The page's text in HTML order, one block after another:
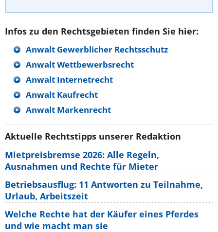
Infos zu den Rechtsgebieten finden Sie hier:
Anwalt Gewerblicher Rechtsschutz
Anwalt Wettbewerbsrecht
Anwalt Internetrecht
Anwalt Kaufrecht
Anwalt Markenrecht
Aktuelle Rechtstipps unserer Redaktion
Mietpreisbremse 2026: Alle Regeln,
Ausnahmen und Rechte für Mieter
Betriebsausflug: 11 Antworten zu Teilnahme,
Urlaub, Arbeitszeit
Welche Rechte hat der Käufer eines Pferdes
und wie macht man sie